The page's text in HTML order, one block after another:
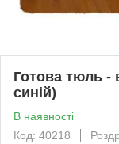
Готова тюль -
синій)
В наявності
Код: 40218